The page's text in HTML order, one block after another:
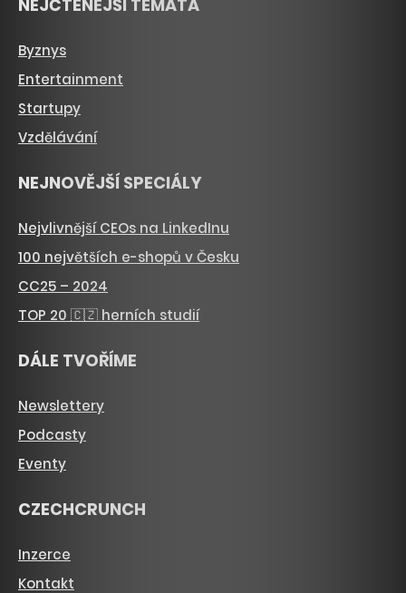
NEJČTENĚJŠÍ TÉMATA
Byznys
Entertainment
Startupy
Vzdělávání
NEJNOVĚJŠÍ SPECIÁLY
Nejvlivnější CEOs na LinkedInu
100 největších e-shopů v Česku
CC25 – 2024
TOP 20 🇨🇿 herních studií
DÁLE TVOŘÍME
Newslettery
Podcasty
Eventy
CZECHCRUNCH
Inzerce
Kontakt